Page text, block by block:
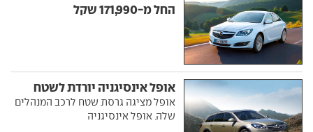
החל מ-171,990 שקל
אופל אינסיגניה יורדת לשטח
אופל מציגה גרסת שטח לרכב המנהלים
שלה. אופל אינסיגניה